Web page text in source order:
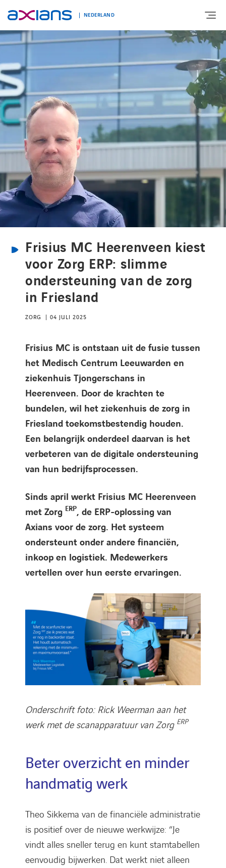
NEDERLAND
OVER AXIANS
EXPERTISE
MARKTSEGMENT
NIEUWS & INSPIRATIE
Nieuws
Kennisbank
Referenties
Events
Werken bij Axians
Frisius MC Heerenveen kiest
voor Zorg ERP: slimme
ondersteuning van de zorg
in Friesland
ZORG 04 JULI 2025
Frisius MC is ontstaan uit de fusie tussen
het Medisch Centrum Leeuwarden en
ziekenhuis Tjongerschans in
Heerenveen. Door de krachten te
bundelen, wil het ziekenhuis de zorg in
Friesland toekomstbestendig houden.
Een belangrijk onderdeel daarvan is het
verbeteren van de digitale ondersteuning
van hun bedrijfsprocessen.
Sinds april werkt Frisius MC Heerenveen
met Zorg ERP, de ERP-oplossing van
Axians voor de zorg. Het systeem
ondersteunt onder andere financiën,
inkoop en logistiek. Medewerkers
vertellen over hun eerste ervaringen.
Onderschrift foto: Rick Weerman aan het
werk met de scanapparatuur van Zorg ERP
Beter overzicht en minder
handmatig werk
Theo Sikkema van de financiële administratie
is positief over de nieuwe werkwijze: “Je
vindt alles sneller terug en kunt stamtabellen
eenvoudig bijwerken. Dat werkt niet alleen